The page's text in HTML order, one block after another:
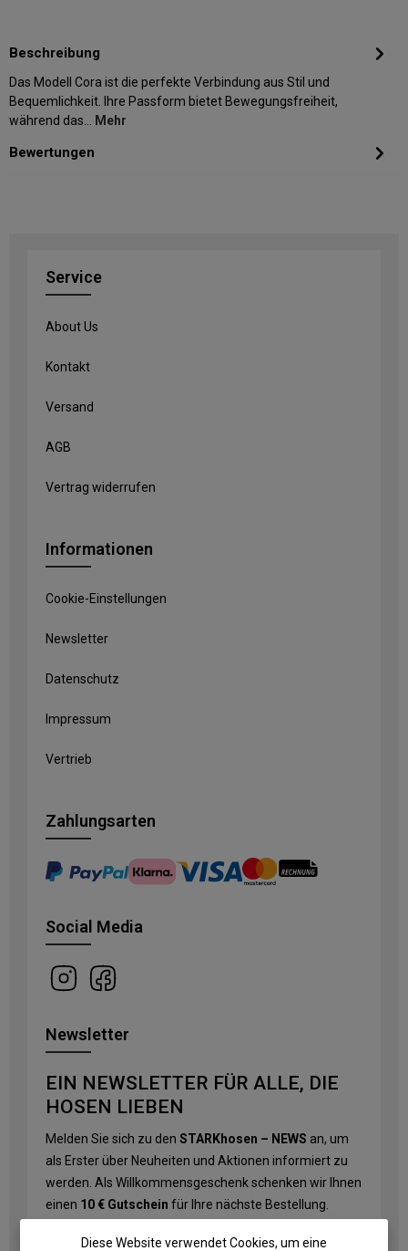
Beschreibung
Das Modell Cora ist die perfekte Verbindung aus Stil und
Bequemlichkeit. Ihre Passform bietet Bewegungsfreiheit,
während das… Mehr
Bewertungen
Service
About Us
Kontakt
Versand
AGB
Vertrag widerrufen
Informationen
Cookie-Einstellungen
Newsletter
Datenschutz
Impressum
Vertrieb
Zahlungsarten
Social Media
Newsletter
EIN NEWSLETTER FÜR ALLE, DIE
HOSEN LIEBEN
Melden Sie sich zu den STARKhosen – NEWS an, um
als Erster über Neuheiten und Aktionen informiert zu
werden. Als Willkommensgeschenk schenken wir Ihnen
einen 10 € Gutschein für Ihre nächste Bestellung.
E-Mail-Adresse*
Diese Website verwendet Cookies, um eine